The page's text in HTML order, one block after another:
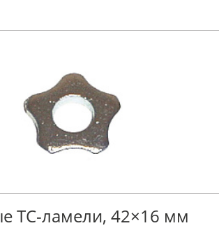
ТС-ламели, 42×16 мм